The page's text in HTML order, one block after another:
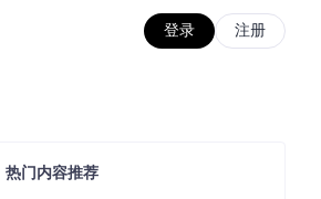
登录 注册
热门内容推荐